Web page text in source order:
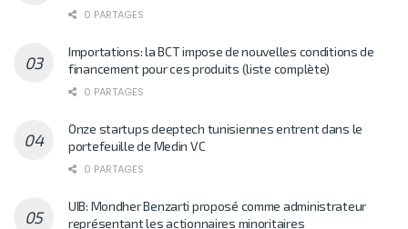
0 PARTAGES
Importations: la BCT impose de nouvelles conditions de
financement pour ces produits (liste complète)
0 PARTAGES
Onze startups deeptech tunisiennes entrent dans le
portefeuille de Medin VC
0 PARTAGES
UIB: Mondher Benzarti proposé comme administrateur
représentant les actionnaires minoritaires